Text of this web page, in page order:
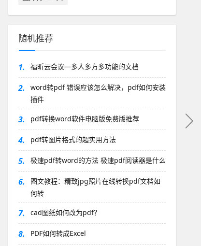
随机推荐
1. 福昕云会议—多人多方多功能的文档
2.
word转pdf 错误应该怎么解决，pdf如何安装
插件
3. pdf转换word软件电脑版免费版推荐
4. pdf转图片格式的超实用方法
5. 极速pdf转word的方法 极速pdf阅读器是什么
6.
图文教程：精致jpg照片在线转换pdf文档如
何转
7. cad图纸如何改为pdf？
8. PDF如何转成Excel